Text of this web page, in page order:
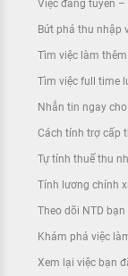
Việc đang tuyển
Bứt phá thu nhập
Tìm việc làm
Tìm việc full time
Nhắn tin ngay
Cách tính trợ cấp
Tự tính thuế thu
Tính lương chính
Theo dõi NTD
Khám phá việc
Xem lại việc bạn